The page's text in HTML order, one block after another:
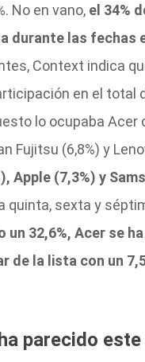
No en vano, el 34%
durante las fechas
Context indica
en el total
lo ocupaba Acer
Fujitsu (6,8%) y
Apple (7,3%) y
quinta, sexta y
un 32,6%, Acer se
de la lista con un
parecido